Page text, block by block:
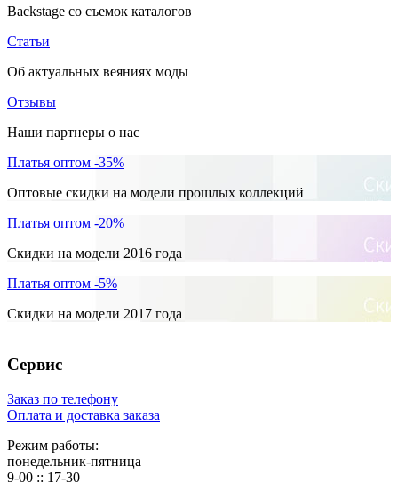
Backstage со съемок каталогов
Статьи
Об актуальных веяниях моды
Отзывы
Наши партнеры о нас
Платья оптом -35%
Оптовые скидки на модели прошлых коллекций
Платья оптом -20%
Скидки на модели 2016 года
Платья оптом -5%
Скидки на модели 2017 года
Сервис
Заказ по телефону
Оплата и доставка заказа
Режим работы:
понедельник-пятница
9-00 :: 17-30